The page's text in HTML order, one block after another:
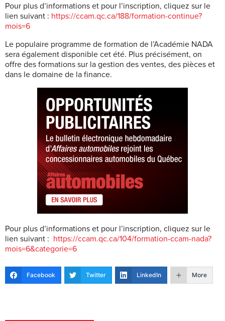
Pour plus d’informations et pour l’inscription, cliquez sur le
lien suivant : https://ccam.qc.ca/188/formation-continue?
mois=6
Le populaire programme de formation de l’Académie NADA
sera également disponible cet été. Plus précisément, on
offre des formations sur la gestion des ventes, des pièces et
dans le domaine de la finance.
Pour plus d’informations et pour l’inscription, cliquez sur le
lien suivant : https://ccam.qc.ca/104/formation-ccam-nada?
mois=6&categorie=6
Facebook Twitter LinkedIn More